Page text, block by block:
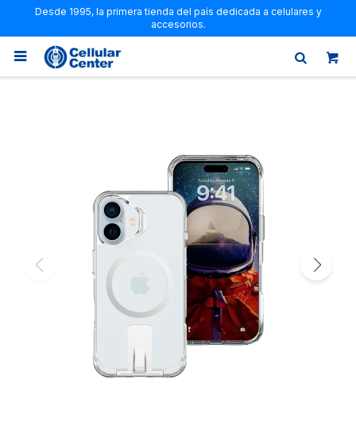
Desde 1995, la primera tienda del país dedicada a celulares y
accesorios.
